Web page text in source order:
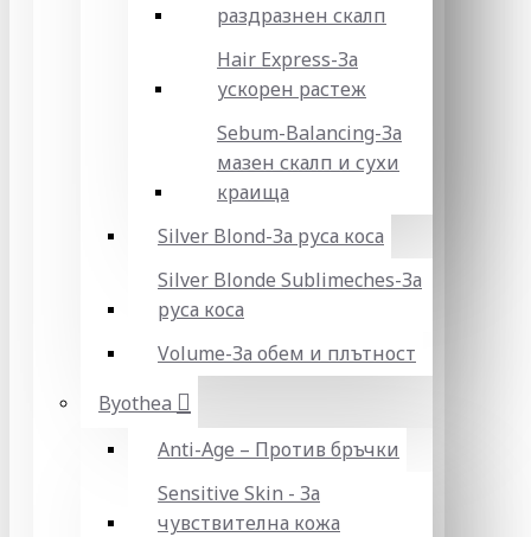
раздразнен скалп
Hair Express-За
ускорен растеж
Sebum-Balancing-За
мазен скалп и сухи
краища
Silver Blond-За руса коса
Silver Blonde Sublіmeches-За
руса коса
Volume-За обем и плътност
Byothea
Anti-Age – Против бръчки
Sensitive Skin - За
чувствителна кожа